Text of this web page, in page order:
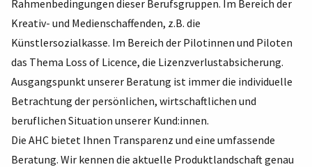
Rahmenbedingungen dieser Berufsgruppen. Im Bereich der
Kreativ- und Medienschaffenden, z.B. die
Künstlersozialkasse. Im Bereich der Pilotinnen und Piloten
das Thema Loss of Licence, die Lizenzverlustabsicherung.
Ausgangspunkt unserer Beratung ist immer die individuelle
Betrachtung der persönlichen, wirtschaftlichen und
beruflichen Situation unserer Kund:innen.
Die AHC bietet Ihnen Transparenz und eine umfassende
Beratung. Wir kennen die aktuelle Produktlandschaft genau